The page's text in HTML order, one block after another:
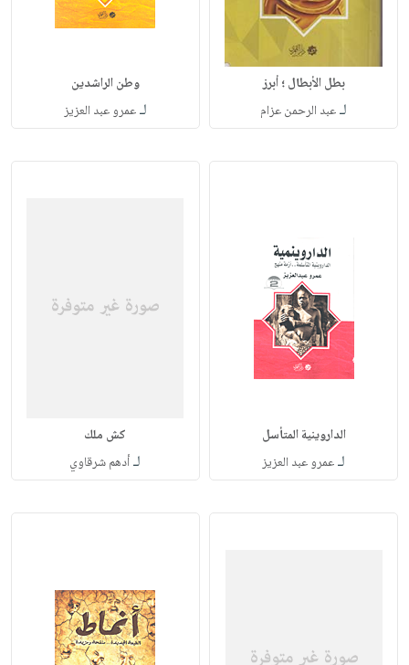
بطل الأبطال ؛ أبرز
لـعبد الرحمن عزام
وطن الراشدين
لـعمرو عبد العزيز
الداروينية المتأسل
لـعمرو عبد العزيز
كش ملك
لـأدهم شرقاوي